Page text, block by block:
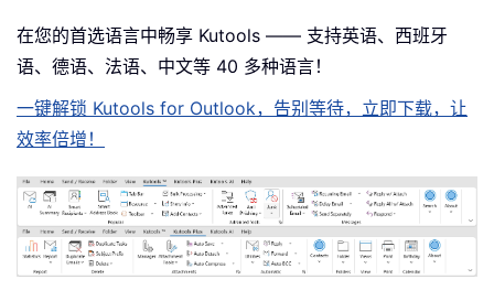
在您的首选语言中畅享 Kutools —— 支持英语、西班牙
语、德语、法语、中文等 40 多种语言！
一键解锁 Kutools for Outlook，告别等待，立即下载，让
效率倍增！